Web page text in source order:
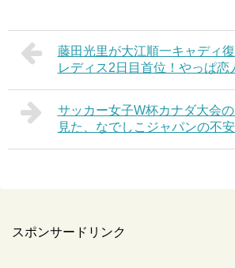
藤田光里が大江順一キャディ
レディス2日目首位！やっぱ恋
サッカー女子W杯カナダ大会
見た、なでしこジャパンの不
スポンサードリンク